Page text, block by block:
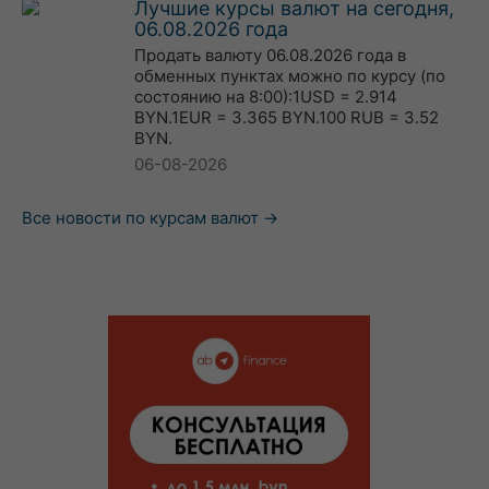
Лучшие курсы валют на сегодня,
06.08.2026 года
Продать валюту 06.08.2026 года в
обменных пунктах можно по курсу (по
состоянию на 8:00):1USD = 2.914
BYN.1EUR = 3.365 BYN.100 RUB = 3.52
BYN.
06-08-2026
Все новости по курсам валют →